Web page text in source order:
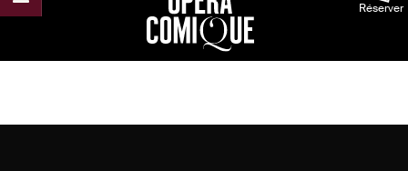
Réserver